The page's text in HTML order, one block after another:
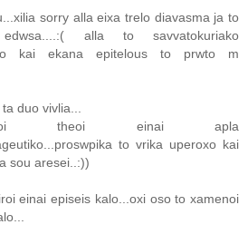
sorry alla eixa trelo diavasma ja to
alla to savvatokuriako
kai ekana epitelous to prwto m
duo vivlia...
theoi einai apla
to vrika uperoxo kai
sou aresei..:))
einai episeis kalo...oxi oso to xamenoi